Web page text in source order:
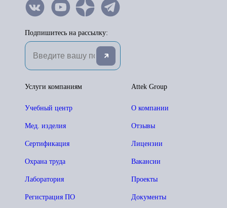
Подпишитесь на рассылку:
Attek Group
О компании
Отзывы
Лицензии
Вакансии
Проекты
Документы
Услуги компаниям
Учебный центр
Мед. изделия
Сертификация
Охрана труда
Лаборатория
Регистрация ПО